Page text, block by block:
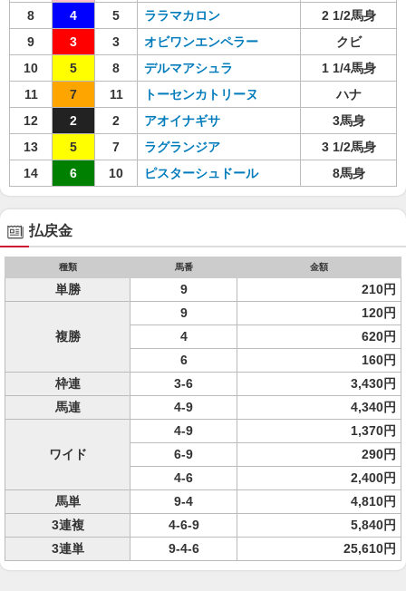
8
4 5 ララマカロン
2 1/2馬身
9
3 3 オビワンエンペラー
クビ
10
5 8 デルマアシュラ
1 1/4馬身
11
7 11 トーセンカトリーヌ
ハナ
12
2 2 アオイナギサ
3馬身
13
5 7 ラグランジア
3 1/2馬身
14
6 10 ピスターシュドール 8馬身
払戻金
種類 馬番 金額
単勝 9 210円
複勝
9
120円
4
620円
6
160円
枠連
3-6
3,430円
馬連
4-9 4,340円
ワイド
4-9
1,370円
6-9
290円
4-6
2,400円
馬単
9-4
4,810円
3連複
4-6-9
5,840円
3連単
9-4-6 25,610円